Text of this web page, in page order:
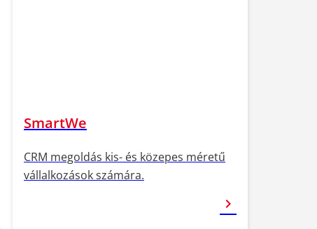
SmartWe
CRM megoldás kis- és közepes méretű
vállalkozások számára.
chevron_right